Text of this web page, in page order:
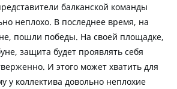
балканской команды
неплохо. В последнее время, на
пошли победы. На своей площадке,
защита будет проявлять себя
И этого может хватить для
у коллектива довольно неплохие